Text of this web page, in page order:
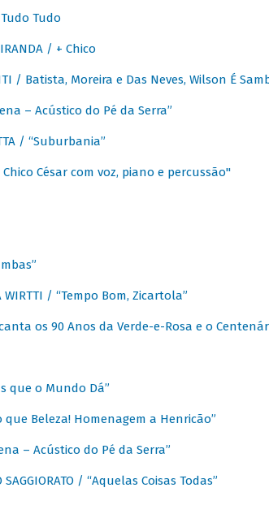
Tudo Tudo
/ + Chico
/ Batista, Moreira e Das Neves, Wilson É
– Acústico do Pé da Serra”
/ “Suburbania”
Chico César com voz, piano e percussão"
WIRTTI / “Tempo Bom, Zicartola”
os 90 Anos da Verde-e-Rosa e o
que o Mundo Dá”
que Beleza! Homenagem a Henricão”
– Acústico do Pé da Serra”
SAGGIORATO / “Aquelas Coisas Todas”